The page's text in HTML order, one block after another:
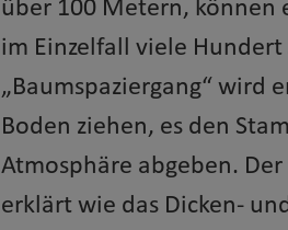
über 100 Metern, können
im Einzelfall viele
„Baumspaziergang“ wird
Boden ziehen, es den
Atmosphäre abgeben.
erklärt wie das Dicken-